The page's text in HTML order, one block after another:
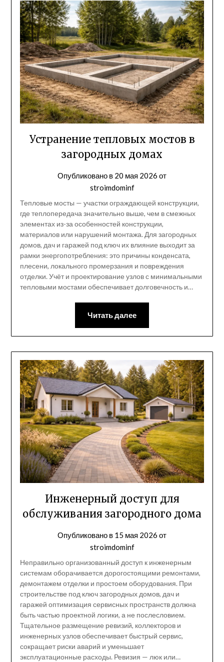
Устранение тепловых мостов в
загородных домах
Опубликовано в 20 мая 2026 от
stroimdominf
Тепловые мосты — участки ограждающей конструкции,
где теплопередача значительно выше, чем в смежных
элементах из-за особенностей конструкции,
материалов или нарушений монтажа. Для загородных
домов, дач и гаражей под ключ их влияние выходит за
рамки энергопотребления: это причины конденсата,
плесени, локального промерзания и повреждения
отделки. Учёт и проектирование узлов с минимальными
тепловыми мостами обеспечивает долговечность и…
Читать далее
Инженерный доступ для
обслуживания загородного дома
Опубликовано в 15 мая 2026 от
stroimdominf
Неправильно организованный доступ к инженерным
системам оборачивается дорогостоящими ремонтами,
демонтажем отделки и простоем оборудования. При
строительстве под ключ загородных домов, дач и
гаражей оптимизация сервисных пространств должна
быть частью проектной логики, а не послесловием.
Тщательное размещение ревизий, коллекторов и
инженерных узлов обеспечивает быстрый сервис,
сокращает риски аварий и уменьшает
эксплуатационные расходы. Ревизия — люк или…